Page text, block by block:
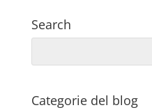
Search
Categorie del blog